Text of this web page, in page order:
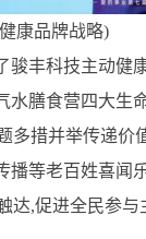
康品牌战略)
丰科技主动健
水膳食营四大
多措并举传递
等老百姓喜闻
达,促进全民参与